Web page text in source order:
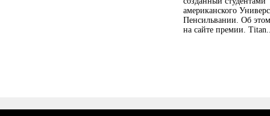
американского
Пенсильвании. Об
на сайте премии.